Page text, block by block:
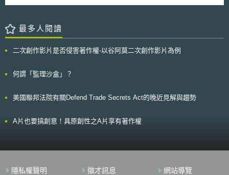
parties）。該倡議更挑戰軟體開發者（developer）在藍色按鈕的基礎上，
開發更多的Apps軟體，使當事人更容易去管理掌控自身健康的狀況。在能
源科技領域，近似於藍色按鈕倡議，白宮幕僚科技長Aneesh Chopra於
開放格式（a machine-readable open format），使消費者得透過連線網路
擊不斷，於2013年2月份，NIST與國際間重要標準組織，如ISO、IEC和
IEEE，首度就感應網絡（sensor networks）、機器對機器（M2M）和智慧
XMPP），該共通標準計畫內容包含: 封包傳輸（檢測）、全球獨特辨識、
告」，並負有標示寄件人名稱、電話號碼之義務。如收件人發出拒絕收件之
以下罰金。然而，一旦收件人回覆拒絕收件，將使業者察知該郵件帳號為有
效帳號；故收件人對騷擾郵件大多不予理會，但如收件人未回覆拒絕收件之
九成的電腦郵件及半數的行動電話簡訊，均是從海外所發出，而迴避了現行
電子郵件至他人電腦或行動電話；即使取得收信同意，如中途拒絕時，其後
之海外寄送之騷擾電子郵件，也將與日本國內電子郵件受到相同規範。如偽
以最高3000萬日圓罰金。本修正法案預定於2008年中施行。
最多人閱讀
二次創作影片是否侵害著作權-以谷阿莫二次創作影片為例
何謂「監理沙盒」？
美國聯邦法院有關Defend Trade Secrets Act的晚近見解與趨勢
A片也要搞創意！具原創性之A片享有著作權
隱私權聲明 徵才訊息
網站導覽